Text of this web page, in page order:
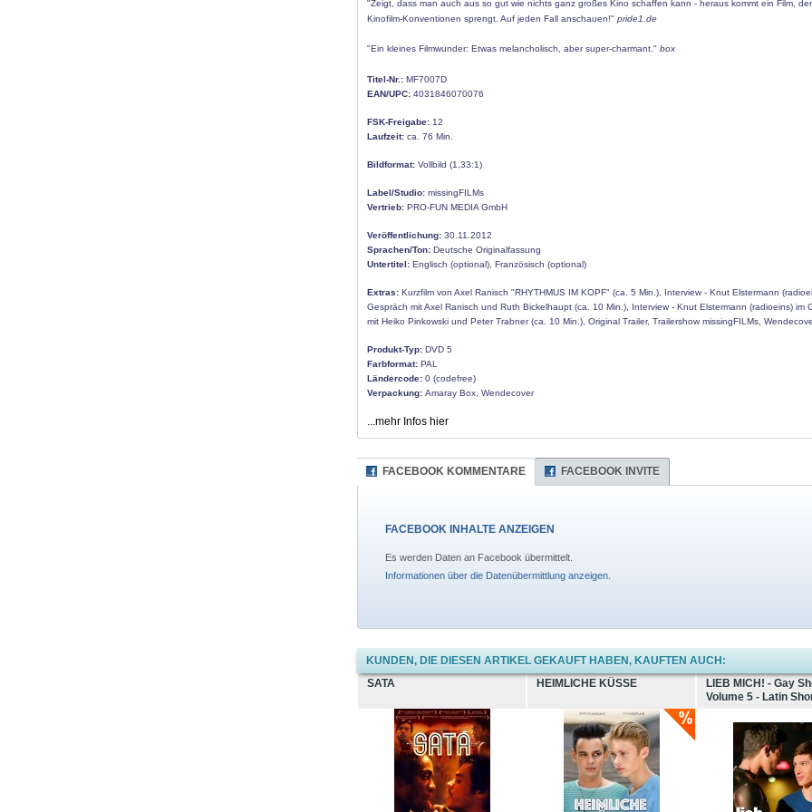
"Zeigt, dass man auch aus so gut wie nichts ganz großes Kino schaffen kann - heraus kommt ein Film,
Kinofilm-Konventionen sprengt. Auf jeden Fall anschauen!" pride1.de
"Ein kleines Filmwunder: Etwas melancholisch, aber super-charmant." box
Titel-Nr.: MF7007D
EAN/UPC: 4031846070076
FSK-Freigabe: 12
Laufzeit: ca. 76 Min.
Bildformat: Vollbild (1,33:1)
Label/Studio: missingFILMs
Vertrieb: PRO-FUN MEDIA GmbH
Veröffentlichung: 30.11.2012
Sprachen/Ton: Deutsche Originalfassung
Untertitel: Englisch (optional), Französisch (optional)
Extras: Kurzfilm von Axel Ranisch "RHYTHMUS IM KOPF" (ca. 5 Min.), Interview - Knut Elstermann
Gespräch mit Axel Ranisch und Ruth Bickelhaupt (ca. 10 Min.), Interview - Knut Elstermann (radioeins) im
mit Heiko Pinkowski und Peter Trabner (ca. 10 Min.), Original Trailer, Trailershow missingFILMs,
Produkt-Typ: DVD 5
Farbformat: PAL
Ländercode: 0 (codefree)
Verpackung: Amaray Box, Wendecover
...mehr Infos hier
FACEBOOK KOMMENTARE FACEBOOK INVITE
FACEBOOK INHALTE ANZEIGEN
Es werden Daten an Facebook übermittelt.
Informationen über die Datenübermittlung anzeigen.
KUNDEN, DIE DIESEN ARTIKEL GEKAUFT HABEN, KAUFTEN AUCH:
SATA
HEIMLICHE KÜSSE
LIEB MICH! - Gay
Volume 5 - Latin